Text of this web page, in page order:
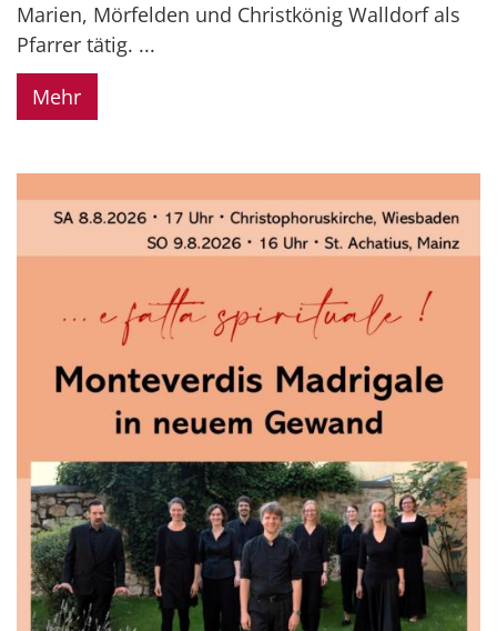
Marien, Mörfelden und Christkönig Walldorf als
Pfarrer tätig. ...
Mehr